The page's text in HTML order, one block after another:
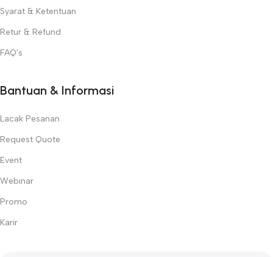
Syarat & Ketentuan
Retur & Refund
FAQ's
Bantuan & Informasi
Lacak Pesanan
Request Quote
Event
Webinar
Promo
Karir